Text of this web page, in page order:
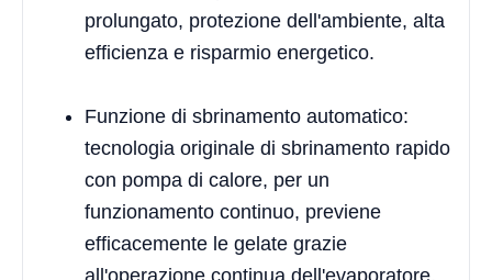
prolungato, protezione dell'ambiente, alta
efficienza e risparmio energetico.
Funzione di sbrinamento automatico:
tecnologia originale di sbrinamento rapido
con pompa di calore, per un
funzionamento continuo, previene
efficacemente le gelate grazie
all'operazione continua dell'evaporatore.